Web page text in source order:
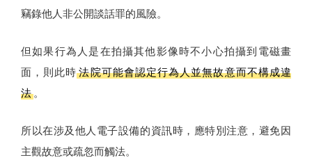
竊錄他人非公開談話罪的風險。
但如果行為人是在拍攝其他影像時不小心拍攝到電磁畫
面，則此時法院可能會認定行為人並無故意而不構成違
法 。
所以在涉及他人電子設備的資訊時，應特別注意，避免因
主觀故意或疏忽而觸法。